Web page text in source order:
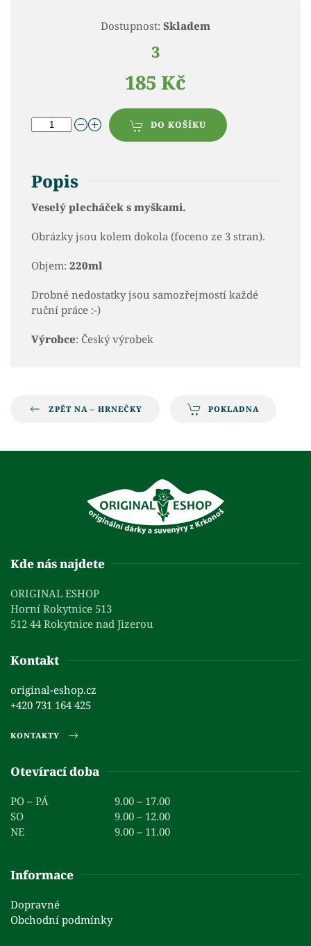
Dostupnost: Skladem
3
185 Kč
DO KOŠÍKU
Popis
Veselý plecháček s myškami.
Obrázky jsou kolem dokola (foceno ze 3 stran).
Objem: 220ml
Drobné nedostatky jsou samozřejmostí každé
ruční práce :-)
Výrobce: Český výrobek
ZPĚT NA – HRNEČKY POKLADNA
Kde nás najdete
ORIGINAL ESHOP
Horní Rokytnice 513
512 44 Rokytnice nad Jizerou
Kontakt
original-eshop.cz
+420 731 164 425
KONTAKTY
Otevírací doba
PO – PÁ
9.00 – 17.00
SO
9.00 – 12.00
NE
9.00 – 11.00
Informace
Dopravné
Obchodní podmínky